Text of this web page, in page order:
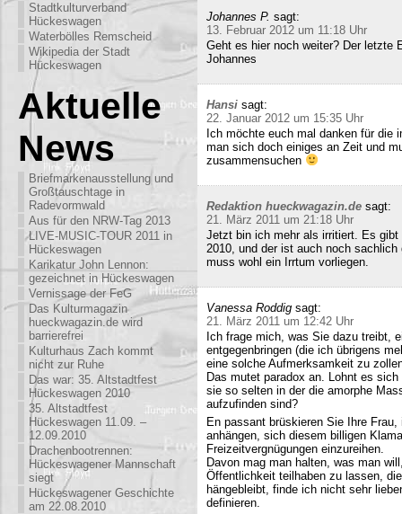
Stadtkulturverband
Hückeswagen
Waterbölles Remscheid
Wikipedia der Stadt
Hückeswagen
Aktuelle
News
Briefmarkenausstellung und
Großtauschtage in
Radevormwald
Aus für den NRW-Tag 2013
LIVE-MUSIC-TOUR 2011 in
Hückeswagen
Karikatur John Lennon:
gezeichnet in Hückeswagen
Vernissage der FeG
Das Kulturmagazin
hueckwagazin.de wird
barrierefrei
Kulturhaus Zach kommt
nicht zur Ruhe
Das war: 35. Altstadtfest
Hückeswagen 2010
35. Altstadtfest
Hückeswagen 11.09. –
12.09.2010
Drachenbootrennen:
Hückeswagener Mannschaft
siegt
Hückeswagener Geschichte
am 22.08.2010
Johannes P. sagt:
13. Februar 2012 um 11:18 Uhr
Geht es hier noch weiter? Der letzte
Johannes
Hansi sagt:
22. Januar 2012 um 15:35 Uhr
Ich möchte euch mal danken für die
man sich doch einiges an Zeit und
zusammensuchen
Redaktion hueckwagazin.de sagt:
21. März 2011 um 21:18 Uhr
Jetzt bin ich mehr als irritiert. Es gibt
2010, und der ist auch noch
muss wohl ein Irrtum vorliegen.
Vanessa Roddig sagt:
21. März 2011 um 12:42 Uhr
Ich frage mich, was Sie dazu treibt,
entgegenbringen (die ich übrigens
eine solche Aufmerksamkeit zu
Das mutet paradox an. Lohnt es
sie so selten in der die amorphe
aufzufinden sind?
En passant brüskieren Sie Ihre
anhängen, sich diesem billigen
Freizeitvergnügungen einzureihen.
Davon mag man halten, was man
Öffentlichkeit teilhaben zu lassen,
hängebleibt, finde ich nicht sehr
definieren.